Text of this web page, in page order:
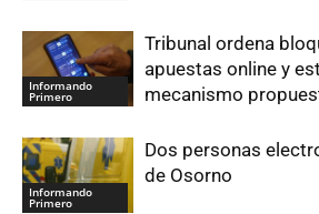
Informando
Primero
Tribunal ordena
apuestas online y
mecanismo
Informando
Primero
Dos personas
de Osorno